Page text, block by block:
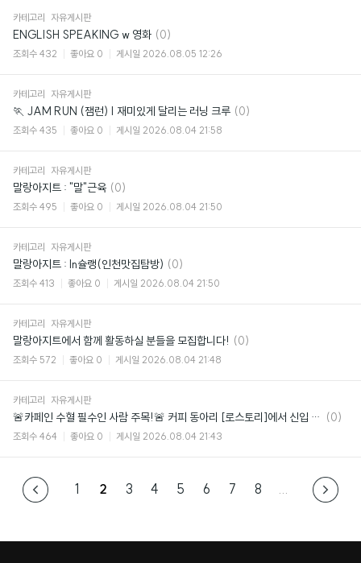
카테고리 자유게시판
ENGLISH SPEAKING w 영화 댓
글
(0)
조회수 432 좋아요 0 게시일 2026.08.05 12:26
카테고리 자유게시판
🏃 JAM RUN (잼런) | 재미있게 달리는 러닝 크루 댓
(0)
조회수 435 좋아요 0 게시일 2026.08.04 21:58
카테고리 자유게시판
말랑아지트 : "말"근육 댓
글
(0)
조회수 495 좋아요 0 게시일 2026.08.04 21:50
카테고리 자유게시판
말랑아지트 : In슐랭(인천맛집탐방) 댓
글
(0)
조회수 413 좋아요 0 게시일 2026.08.04 21:50
카테고리 자유게시판
말랑아지트에서 함께 활동하실 분들을 모집합니다! 댓
(0)
조회수 572 좋아요 0 게시일 2026.08.04 21:48
카테고리 자유게시판
🚨카페인 수혈 필수인 사람 주목!🚨 커피 동아리 [로스토리]에서 신입 부원 모집 댓
(0)
조회수 464 좋아요 0 게시일 2026.08.04 21:43
1 2 3 4 5 6 7 8 ...